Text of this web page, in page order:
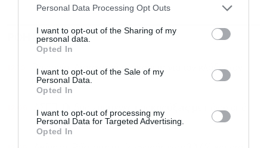
Personal Data Processing Opt Outs
I want to opt-out of the Sharing of my
personal data.
Opted In
I want to opt-out of the Sale of my
Personal Data.
Opted In
I want to opt-out of processing my
Personal Data for Targeted Advertising.
Opted In
ΡΟΗ ΕΙΔΗΣΕΩΝ ΔΗΜΟΦΙΛΗ
Βρετανία: Διστακτική ανάκαμψη για τον κλάδο των
κατασκευών
ΑΣΕΠ: Οι δυο επόμενες προκηρύξεις με πάνω από
5.000 προσλήψεις